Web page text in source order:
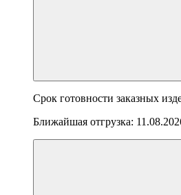
Срок готовности заказных
Ближайшая отгрузка: